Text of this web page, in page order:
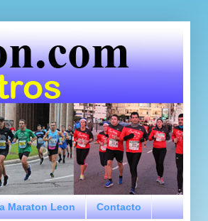
Maraton Leon Contacto